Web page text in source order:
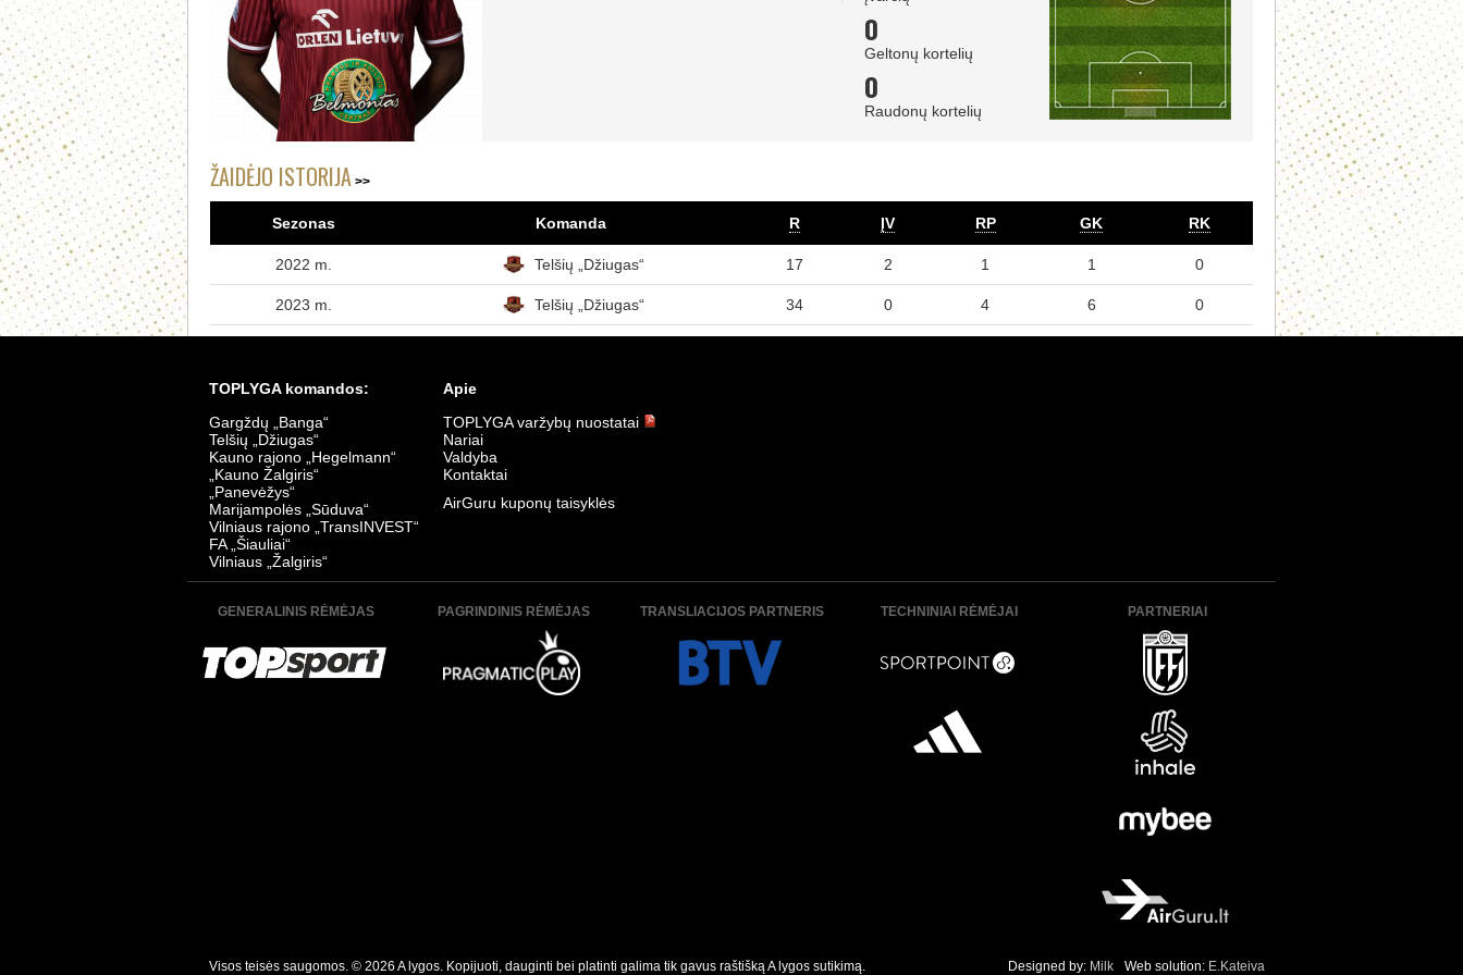
0
Geltonų kortelių
0
Raudonų kortelių
ŽAIDĖJO ISTORIJA
Sezonas Komanda R ĮV RP GK RK
2022 m. Telšių „Džiugas“ 17 2 1 1 0
2023 m. Telšių „Džiugas“ 34 0 4 6 0
TOPLYGA komandos:
Gargždų „Banga“
Telšių „Džiugas“
Kauno rajono „Hegelmann“
„Kauno Žalgiris“
„Panevėžys“
Marijampolės „Sūduva“
Vilniaus rajono „TransINVEST“
FA „Šiauliai“
Vilniaus „Žalgiris“
Apie
TOPLYGA varžybų nuostatai
Nariai
Valdyba
Kontaktai
AirGuru kuponų taisyklės
GENERALINIS RĖMĖJAS PAGRINDINIS RĖMĖJAS TRANSLIACIJOS PARTNERIS TECHNINIAI RĖMĖJAI PARTNERIAI
Visos teisės saugomos. © 2026 A lygos. Kopijuoti, dauginti bei platinti galima tik gavus raštišką A lygos sutikimą. Web solution: E.Kateiva
Designed by: Milk